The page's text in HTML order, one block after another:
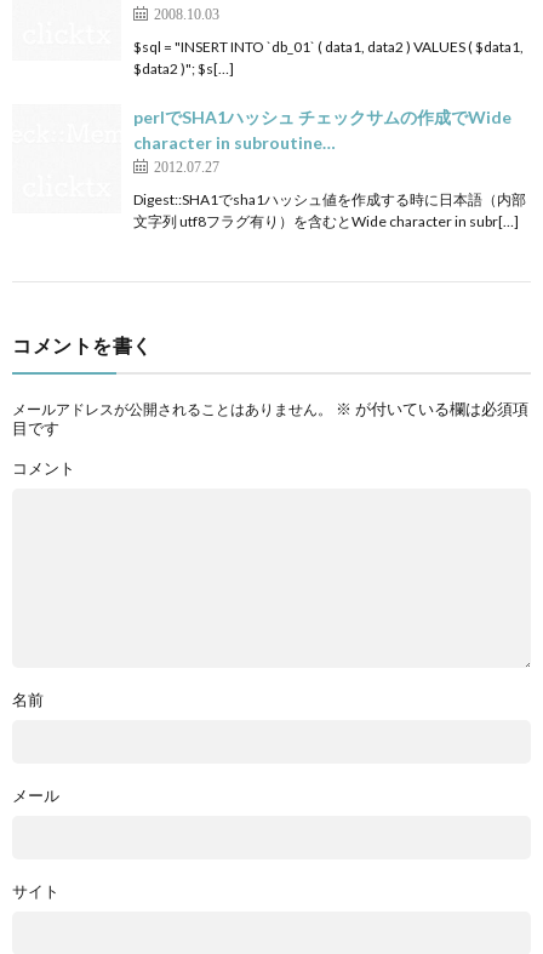
2008.10.03
$sql = "INSERT INTO `db_01` ( data1, data2 ) VALUES ( $data1,
$data2 )"; $s[…]
perlでSHA1ハッシュ チェックサムの作成でWide
character in subroutine…
2012.07.27
Digest::SHA1でsha1ハッシュ値を作成する時に日本語（内部
文字列 utf8フラグ有り）を含むとWide character in subr[…]
コメントを書く
メールアドレスが公開されることはありません。 ※ が付いている欄は必須項
目です
コメント
名前
メール
サイト